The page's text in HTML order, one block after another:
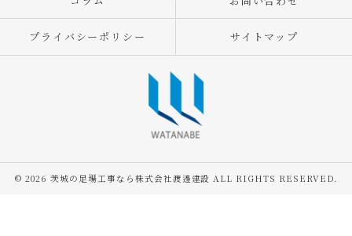
プライバシーポリシー サイトマップ
© 2026 茨城の足場工事なら株式会社渡邊建設 ALL RIGHTS RESERVED.